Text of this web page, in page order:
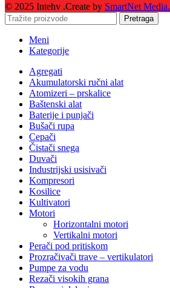
© 2025 Intehv .Create by SmartNet Media.
Pretraga
Meni
Kategorije
Agregati
Akumulatorski ručni alat
Atomizeri – prskalice
Baštenski alat
Baterije i punjači
Bušači rupa
Cepači
Čistači snega
Duvači
Industrijski usisivači
Kompresori
Kosilice
Kultivatori
Motori
Horizontalni motori
Vertikalni motori
Perači pod pritiskom
Prozračivači trave – vertikulatori
Pumpe za vodu
Rezači visokih grana